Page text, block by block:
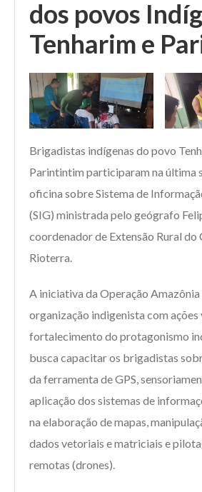
dos povos
Tenharim e
Brigadistas indígenas do povo
Parintintim participaram na última
oficina sobre Sistema de
(SIG) ministrada pelo geógrafo
coordenador de Extensão Rural do
Rioterra.
A iniciativa da Operação Amazônia
organização indigenista com ações
fortalecimento do protagonismo
busca capacitar os brigadistas
da ferramenta de GPS,
aplicação dos sistemas de
na elaboração de mapas,
dados vetoriais e matriciais e
remotas (drones).